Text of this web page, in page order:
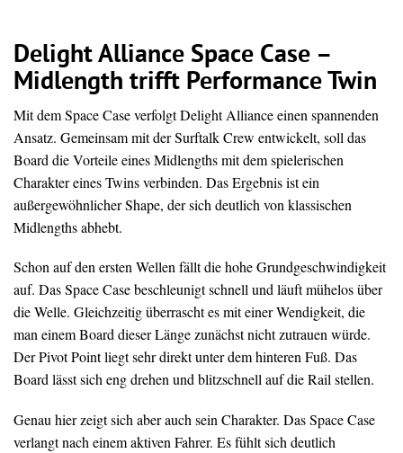
Delight Alliance Space Case –
Midlength trifft Performance Twin
Mit dem Space Case verfolgt Delight Alliance einen spannenden
Ansatz. Gemeinsam mit der Surftalk Crew entwickelt, soll das
Board die Vorteile eines Midlengths mit dem spielerischen
Charakter eines Twins verbinden. Das Ergebnis ist ein
außergewöhnlicher Shape, der sich deutlich von klassischen
Midlengths abhebt.
Schon auf den ersten Wellen fällt die hohe Grundgeschwindigkeit
auf. Das Space Case beschleunigt schnell und läuft mühelos über
die Welle. Gleichzeitig überrascht es mit einer Wendigkeit, die
man einem Board dieser Länge zunächst nicht zutrauen würde.
Der Pivot Point liegt sehr direkt unter dem hinteren Fuß. Das
Board lässt sich eng drehen und blitzschnell auf die Rail stellen.
Genau hier zeigt sich aber auch sein Charakter. Das Space Case
verlangt nach einem aktiven Fahrer. Es fühlt sich deutlich